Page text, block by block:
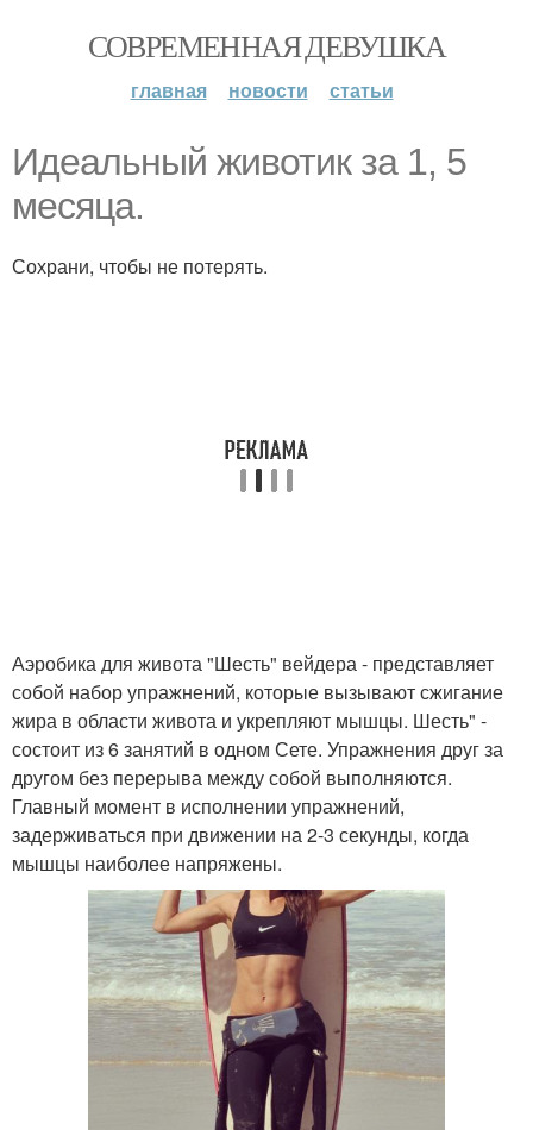
СОВРЕМЕННАЯ ДЕВУШКА
главная новости статьи
Идеальный животик за 1, 5
месяца.
Сохрани, чтобы не потерять.
Аэробика для живота "Шесть" вейдера - представляет
собой набор упражнений, которые вызывают сжигание
жира в области живота и укрепляют мышцы. Шесть" -
состоит из 6 занятий в одном Сете. Упражнения друг за
другом без перерыва между собой выполняются.
Главный момент в исполнении упражнений,
задерживаться при движении на 2-3 секунды, когда
мышцы наиболее напряжены.